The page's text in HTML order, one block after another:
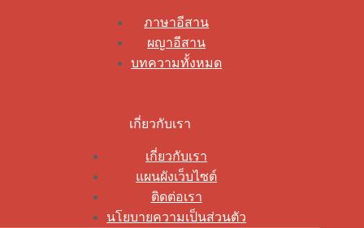
ภาษาอีสาน
ผญาอีสาน
บทความทั้งหมด
เกี่ยวกับเรา
เกี่ยวกับเรา
แผนผังเว็บไซต์
ติดต่อเรา
นโยบายความเป็นส่วนตัว